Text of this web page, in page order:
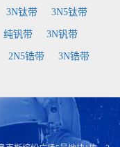
3N钛带 3N5钛带
纯钒带 3N钒带
2N5锆带 3N锆带